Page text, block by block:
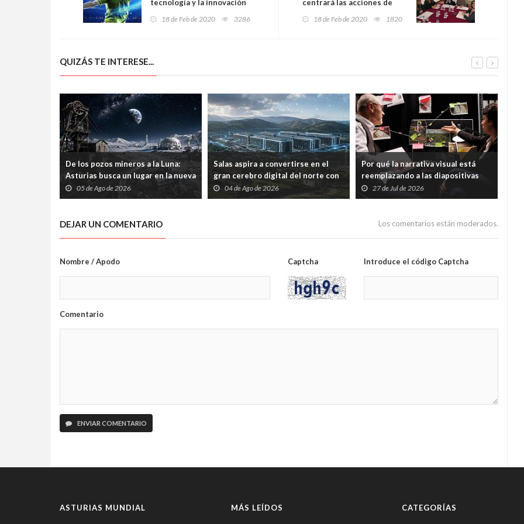
tecnología y la innovación
redefinen los juegos de azar
18 de Feb de 2020 3286
centrará las acciones de
España Verde
18 de Feb de 2020 1820
QUIZÁS TE INTERESE...
De los pozos mineros a la Luna:
Asturias busca un lugar en la nueva
carrera espacial
05 de Ago de 2026
Salas aspira a convertirse en el
gran cerebro digital del norte con
una inversión de 1.226 millones
04 de Ago de 2026
Por qué la narrativa visual está
reemplazando a las diapositivas
convencionales en equipos
modernos
27 de Jul de 2026
DEJAR UN COMENTARIO Los comentarios están moderados.
Nombre / Apodo Captcha Introduce el código Captcha
Comentario
ENVIAR COMENTARIO
ASTURIAS MUNDIAL MÁS LEÍDOS CATEGORÍAS